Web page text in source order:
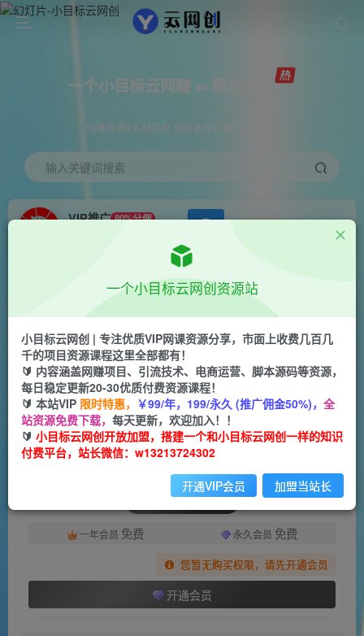
一个小目标云网赚 ∞ 稳定更新
网赚资源&实战项目 全网首发全年365天更新
输入关键词搜索
VIP推广 80%分佣
（10663期）白手起家从零到月入3W+，最新风口
项目-工业风扇赚钱教学
一个小目标云网创
2年前发布
关注 私信
940 20
此内容为付费资源，请付费后查看
会员专属资源
一年会员 免费 永久会员 免费
您暂无购买权限，请先开通会员
开通会员
付费资源
一个小目标云网创资源站
小目标云网创 | 专注优质VIP网课资源分享，市面上收费几百几
千的项目资源课程这里全部都有！
🔰 内容涵盖网赚项目、引流技术、电商运营、脚本源码等资源，
每日稳定更新20-30优质付费资源课程！
🔰 本站VIP 限时特惠， ￥99/年，199/永久 (推广佣金50%)， 全
站资源免费下载， 每天更新，欢迎加入！！
🔰 小目标云网创开放加盟，搭建一个和小目标云网创一样的知识
付费平台，站长微信：w13213724302
开通VIP会员 加盟当站长